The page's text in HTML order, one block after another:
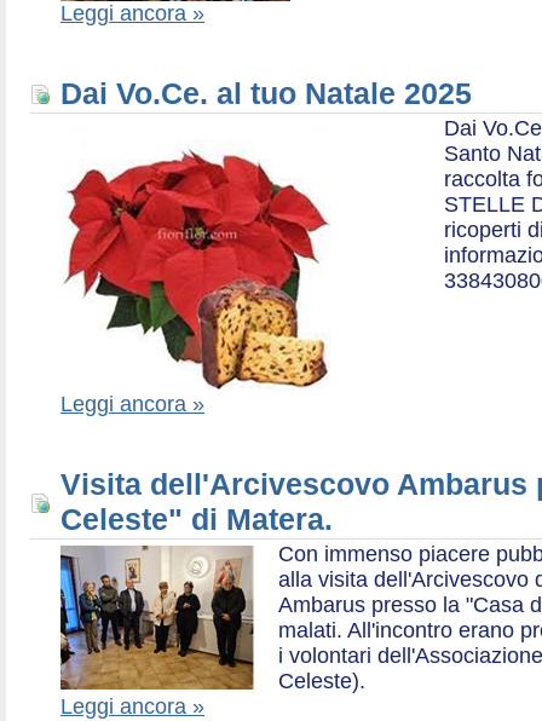
Leggi ancora »
Dai Vo.Ce. al tuo Natale 2025
Dai
Santo
raccolta
STELLE
ricoperti
Leggi ancora »
Visita dell'Arcivescovo Ambarus
Celeste" di Matera.
Con immenso piacere
alla visita dell'Arcivescovo
Ambarus presso la "Casa
malati. All'incontro erano
i volontari
Celeste).
Leggi ancora »